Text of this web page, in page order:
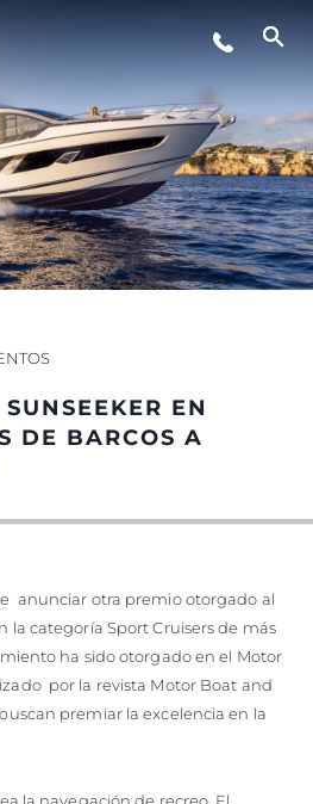
DE VIDA
SOMOS?
EMBARCACIÓN
EN
DE BARCOS A
anunciar otra premio otorgado al
la categoría Sport Cruisers de más
ha sido otorgado en el Motor
por la revista Motor Boat and
premiar la excelencia en la